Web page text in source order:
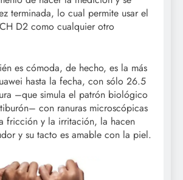
terminada, lo cual permite usar el
D2 como cualquier otro
es cómoda, de hecho, es la más
hasta la fecha, con sólo 26.5
–que simula el patrón biológico
con ranuras microscópicas
fricción y la irritación, la hacen
y su tacto es amable con la piel.